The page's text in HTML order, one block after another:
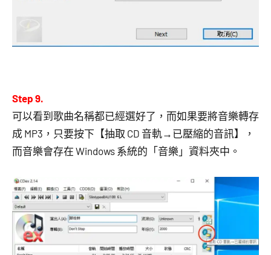
Step 9.
可以看到歌曲名稱都已經選好了，而如果要將音樂轉存
成 MP3，只要按下【抽取 CD 音軌→已壓縮的音訊】，
而音樂會存在 Windows 系統的「音樂」資料夾中。